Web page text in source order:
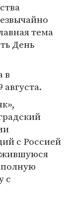
тема
День
в
августа.
с Россией
полную
с